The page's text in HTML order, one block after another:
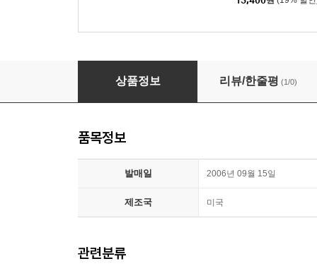
Rainbow - Down To Earth
상품정보 리뷰/한줄평 (1/0)
품목정보
발매일 2006년 09월 15일
제조국 미국
관련분류